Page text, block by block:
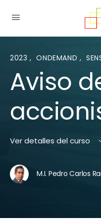
2023, ONDEMAND ,
Aviso
Ver detalles del curso
M.I. Pedro Carlos